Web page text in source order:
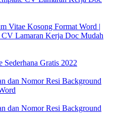
Vitae Kosong Format Word |
Lamaran Kerja Doc Mudah
Sederhana Gratis 2022
dan Nomor Resi Background
dan Nomor Resi Background